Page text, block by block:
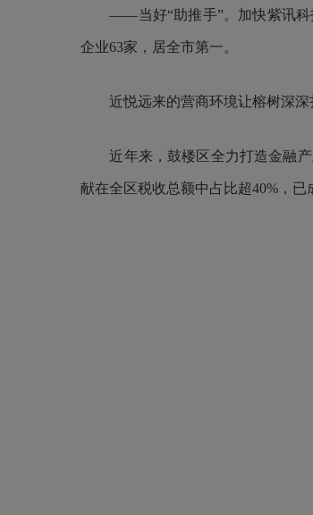
——当好“助推手”。加快紫讯科技
企业63家，居全市第一。
近悦远来的营商环境让榕树深深
近年来，鼓楼区全力打造金融产
献在全区税收总额中占比超40%，已